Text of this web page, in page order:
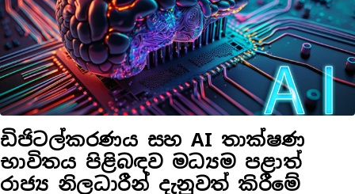
ඩිජිටල්කරණය සහ AI තාක්ෂණ
භාවිතය පිළිබඳව මධ්‍යම පළාත්
රාජ්‍ය නිලධාරීන් දැනුවත් කිරීමේ